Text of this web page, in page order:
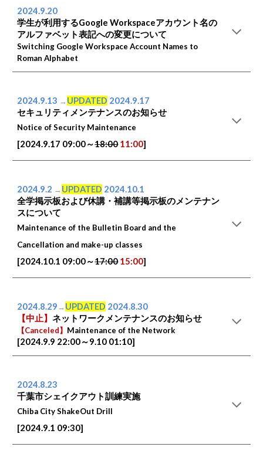
2024.9.20
学生が利用するGoogle Workspaceアカウント名の
アルファベット表記への変更について
Switching Google Workspace Account Names to
Roman Alphabet
2024.9.13 →UPDATED 2024.9.17
セキュリティメンテナンスのお知らせ
Notice of Security Maintenance
[2024.9.17 09:00～18:0011:00]
2024.9.2 →UPDATED 2024.10.1
全学掲示板および休講・補講等掲示板のメンテナン
スについて
Maintenance of the Bulletin Board and the
Cancellation and make-up classes
[2024.10.1 09:00～17:00 15:00]
2024.8.29→UPDATED 2024.8.30
【中止】ネットワークメンテナンスのお知らせ
【Canceled】 Maintenance of the Network
[2024.9.9 22:00～9.10 01:10]
2024.8.23
千葉市シェイクアウト訓練実施
Chiba City ShakeOut Drill
[2024.9.1 09:30]